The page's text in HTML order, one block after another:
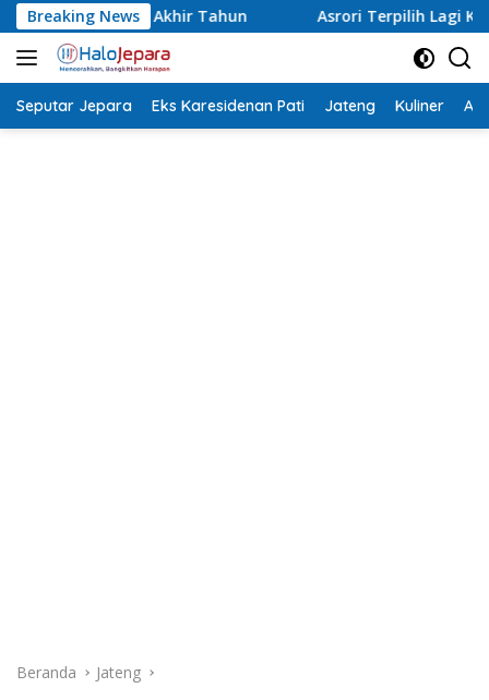
Langsung
ke
konten
Breaking News
Asrori Terpilih Lagi Ketua NPCI Jepara, Target Angkat
Seputar Jepara Eks Karesidenan Pati Jateng Kuliner
Beranda Jateng